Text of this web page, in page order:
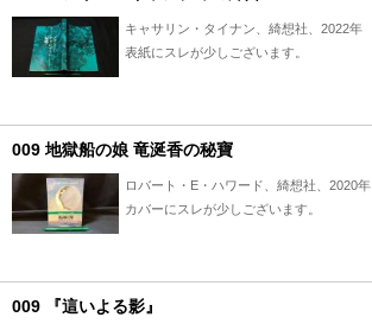
キャサリン・タイナン、綺想社、2022年
表紙にスレが少しございます。
009 地獄船の娘 竜涎香の秘寶
ロバート・E・ハワード、綺想社、2020年
カバーにスレが少しございます。
009 『這いよる影』